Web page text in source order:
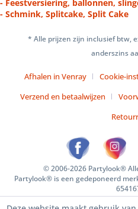
- Feestversiering, ballonnen,
- Schmink, Splitcake, Split Cake
* Alle prijzen zijn inclusief btw,
anderszins
Afhalen in Venray Cookie-
Verzend en betaalwijzen
© 2006-2026 Partylook®
Partylook® is een gedeponeerd